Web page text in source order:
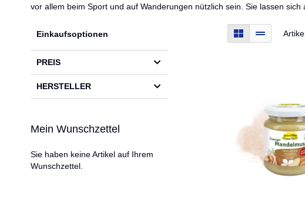
vor allem beim Sport und auf Wanderungen nützlich sein. Sie lassen sich
als
RasterListe
Einkaufsoptionen
PREIS
HERSTELLER
Mein Wunschzettel
Sie haben keine Artikel auf Ihrem
Wunschzettel.